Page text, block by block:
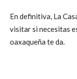
En definitiva, La
visitar si necesitas
oaxaqueña te da.